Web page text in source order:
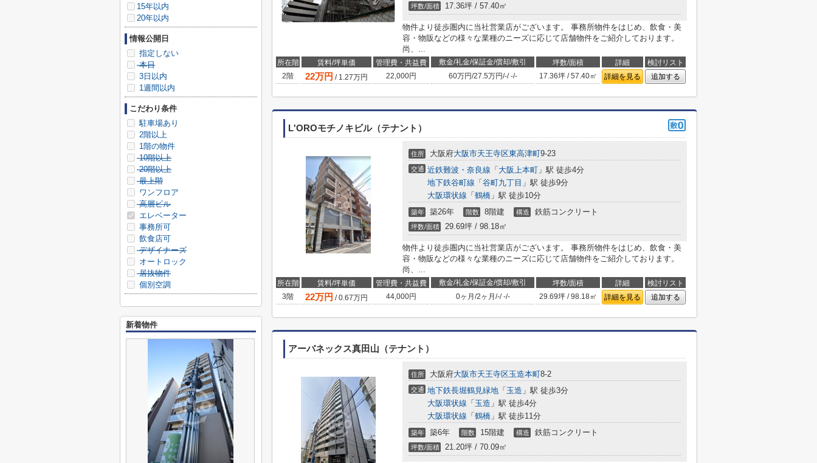
坪数/面積 17.36坪 / 57.40㎡
物件より徒歩圏内に当社営業店がございます。 事務所物件をはじめ、飲食・美
容・物販などの様々な業種のニーズに応じて店舗物件をご紹介しております。
尚、...
所在階 賃料/坪単価 管理費・共益費 敷金/礼金/保証金/償却/敷引 坪数/面積 詳細
検討リスト
2階
22万円 / 1.27万円 22,000円 60万円/27.5万円/-/-/- 17.36坪 / 57.40㎡ 詳細を見る 追加する
L'OROモチノキビル（テナント）
住所 大阪府大阪市天王寺区東高津町9-23
交通 近鉄難波・奈良線 「 大阪上本町 」駅 徒歩4分
地下鉄谷町線 「 谷町九丁目 」駅 徒歩9分
大阪環状線 「 鶴橋 」駅 徒歩10分
築年 築26年 階数 8階建 構造 鉄筋コンクリート
坪数/面積 29.69坪 / 98.18㎡
物件より徒歩圏内に当社営業店がございます。 事務所物件をはじめ、飲食・美
容・物販などの様々な業種のニーズに応じて店舗物件をご紹介しております。
尚、...
所在階 賃料/坪単価 管理費・共益費 敷金/礼金/保証金/償却/敷引 坪数/面積 詳細
検討リスト
3階
22万円 /0.67万円 44,000円 0ヶ月 /2ヶ月 /-/-/- 29.69坪 / 98.18㎡ 詳細を見る 追加する
アーバネックス真田山（テナント）
住所 大阪府大阪市天王寺区玉造本町8-2
交通 地下鉄長堀鶴見緑地 「 玉造 」駅 徒歩3分
大阪環状線 「 玉造 」駅 徒歩4分
大阪環状線 「 鶴橋 」駅 徒歩11分
築年 築6年 階数 15階建 構造 鉄筋コンクリート
坪数/面積 21.20坪 / 70.09㎡
15年以内
20年以内
情報公開日
指定しない
本日
3日以内
1週間以内
こだわり条件
駐車場あり
2階以上
1階の物件
10階以上
20階以上
最上階
ワンフロア
高層ビル
エレベーター
事務所可
飲食店可
デザイナーズ
オートロック
居抜物件
個別空調
新着物件